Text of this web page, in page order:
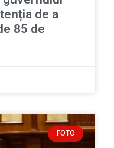
de a
85 de
FOTO